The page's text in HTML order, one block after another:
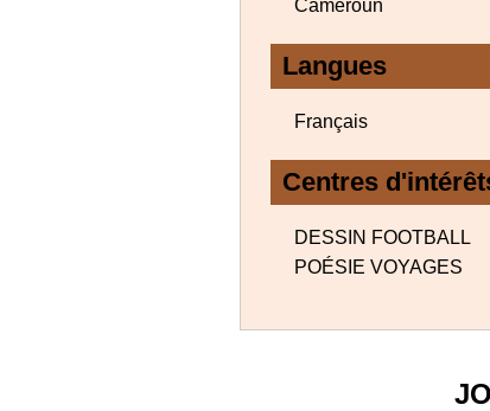
Cameroun
Langues
Français
Centres
DESSIN FOOTBALL
POÉSIE VOYAGES